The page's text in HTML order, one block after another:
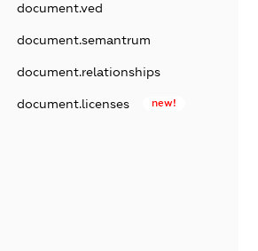
document.ved
document.semantrum
document.relationships
document.licenses new!